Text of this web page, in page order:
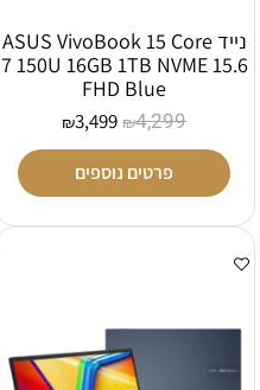
נייד ASUS VivoBook 15 Core
7 150U 16GB 1TB NVME 15.6
FHD Blue
₪4,299
₪3,499
פרטים נוספים